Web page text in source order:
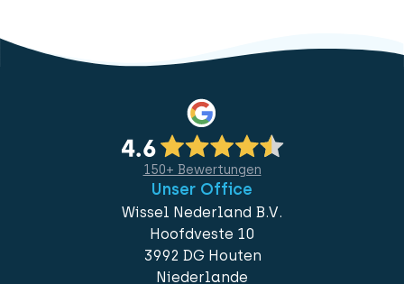
150+ Bewertungen
Unser Office
Wissel Nederland B.V.
Hoofdveste 10
3992 DG Houten
Niederlande